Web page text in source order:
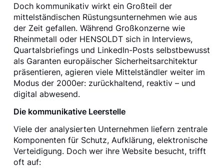
Doch kommunikativ wirkt ein Großteil der
mittelständischen Rüstungsunternehmen wie aus
der Zeit gefallen. Während Großkonzerne wie
Rheinmetall oder HENSOLDT sich in Interviews,
Quartalsbriefings und LinkedIn-Posts selbstbewusst
als Garanten europäischer Sicherheitsarchitektur
präsentieren, agieren viele Mittelständler weiter im
Modus der 2000er: zurückhaltend, reaktiv – und
digital abwesend.
Die kommunikative Leerstelle
Viele der analysierten Unternehmen liefern zentrale
Komponenten für Schutz, Aufklärung, elektronische
Verteidigung. Doch wer ihre Website besucht, trifft
oft auf: